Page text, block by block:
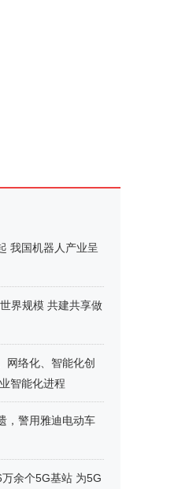
我国机器人产业呈
界规模 共建共享做
网络化、智能化创
智能化进程
，警用雅迪电动车
余个5G基站 为5G